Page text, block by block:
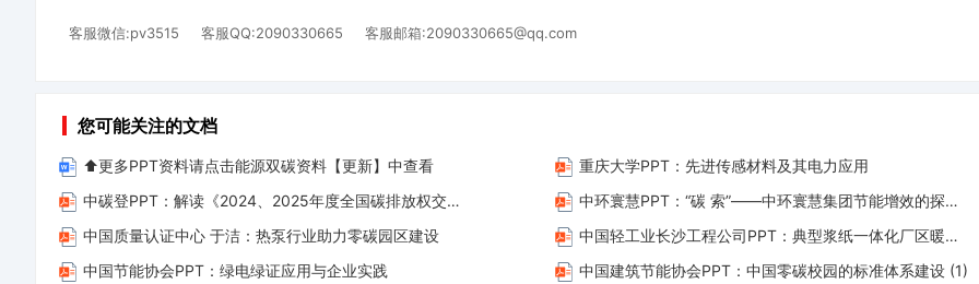
客服微信:pv3515 客服QQ:2090330665
客服邮箱:2090330665@qq.com
法
下
资
料
侵
您可能关注的文档
⬆️更多PPT资料请点击能源双碳资料【更新】中查看
重庆大学PPT：先进传感材料及其电力应用
中碳登PPT：解读《2024、2025年度全国碳排放权交易市场钢铁、水泥、铝冶炼行业配额总量和分配方案》(1)
中环寰慧PPT：“碳 索”——中环寰慧集团节能增效的探索与实践
中国质量认证中心 于洁：热泵行业助力零碳园区建设
中国轻工业长沙工程公司PPT：典型浆纸一体化厂区暖通节能路径探讨
中国节能协会PPT：绿电绿证应用与企业实践
中国建筑节能协会PPT：中国零碳校园的标准体系建设 (1)